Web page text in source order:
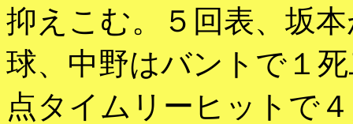
抑えこむ。５回表、坂
球、中野はバントで１
点タイムリーヒットで